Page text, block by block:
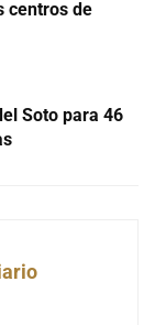
centros de
Soto para 46